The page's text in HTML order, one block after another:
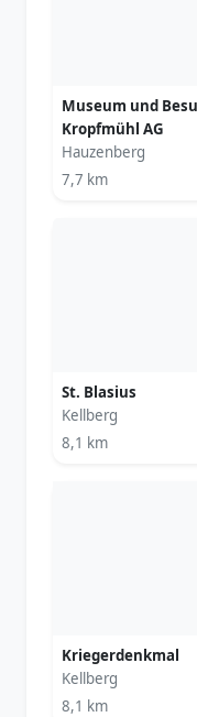
Museum und
Kropfmühl AG
Hauzenberg
7,7 km
St. Blasius
Kellberg
8,1 km
Kriegerdenkmal
Kellberg
8,1 km